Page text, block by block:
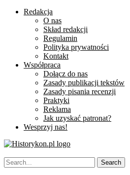
Redakcja
O nas
Skład redakcji
Regulamin
Polityka prywatności
Kontakt
Współpraca
Dołącz do nas
Zasady publikacji tekstów
Zasady pisania recenzji
Praktyki
Reklama
Jak uzyskać patronat?
Wesprzyj nas!